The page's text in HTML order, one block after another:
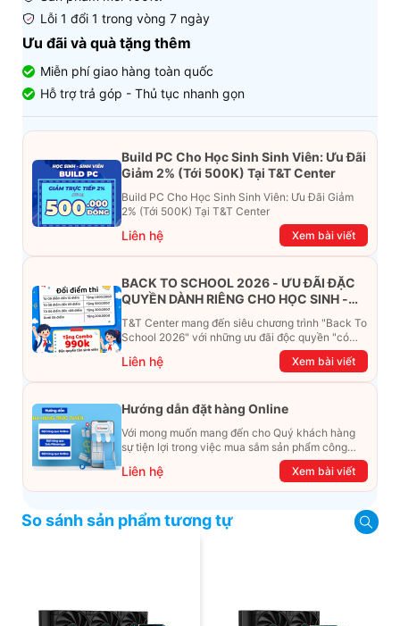
Lỗi 1 đổi 1 trong vòng 7 ngày
Ưu đãi và quà tặng thêm
Miễn phí giao hàng toàn quốc
Hỗ trợ trả góp - Thủ tục nhanh gọn
Build PC Cho Học Sinh Sinh Viên: Ưu Đãi
Giảm 2% (Tới 500K) Tại T&T Center
Build PC Cho Học Sinh Sinh Viên: Ưu Đãi Giảm
2% (Tới 500K) Tại T&T Center
Liên hệ Xem bài viết
BACK TO SCHOOL 2026 - ƯU ĐÃI ĐẶC
QUYỀN DÀNH RIÊNG CHO HỌC SINH -
T&T Center mang đến siêu chương trình "Back To
School 2026" với những ưu đãi độc quyền "có
một không hai". Đừng để chiếc ví phải "ét-ô-ét",
cùng khám phá ngay ưu đãi siêu khủng dưới đây
nhé!
Liên hệ Xem bài viết
Hướng dẫn đặt hàng Online
Với mong muốn mang đến cho Quý khách hàng
sự tiện lợi trong việc mua sắm sản phẩm công
nghệ từ xa. Trong bài viết này, T&T Center sẽ
hướng dẫn chi tiết cách mua hàng trực tuyến qua
các kênh online Website, Zalo, Messenger và
dễ dàng và nhanh chóng nhất. Cùng xem ngay
Liên hệ Xem bài viết
So sánh sản phẩm tương tự